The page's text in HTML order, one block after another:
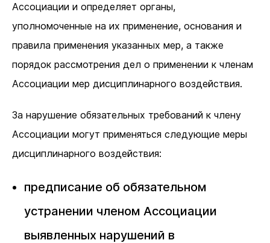
Ассоциации и определяет органы,
уполномоченные на их применение, основания и
правила применения указанных мер, а также
порядок рассмотрения дел о применении к членам
Ассоциации мер дисциплинарного воздействия.
За нарушение обязательных требований к члену
Ассоциации могут применяться следующие меры
дисциплинарного воздействия:
предписание об обязательном
устранении членом Ассоциации
выявленных нарушений в